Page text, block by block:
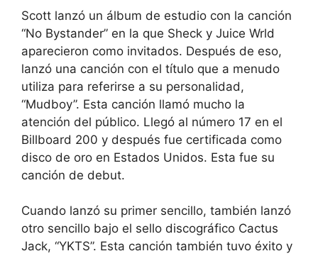
Scott lanzó un álbum de estudio con la canción
“No Bystander” en la que Sheck y Juice Wrld
aparecieron como invitados. Después de eso,
lanzó una canción con el título que a menudo
utiliza para referirse a su personalidad,
“Mudboy”. Esta canción llamó mucho la
atención del público. Llegó al número 17 en el
Billboard 200 y después fue certificada como
disco de oro en Estados Unidos. Esta fue su
canción de debut.
Cuando lanzó su primer sencillo, también lanzó
otro sencillo bajo el sello discográfico Cactus
Jack, “YKTS”. Esta canción también tuvo éxito y